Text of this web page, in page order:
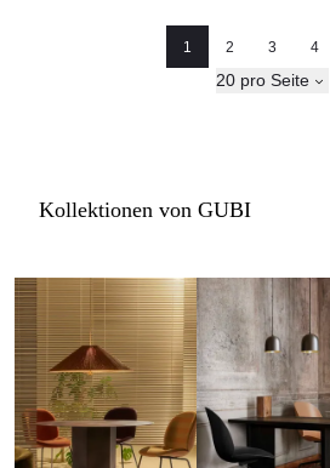
Seite
1
Seite
2
Seite
3 4
20 pro Seite
Kollektionen von GUBI